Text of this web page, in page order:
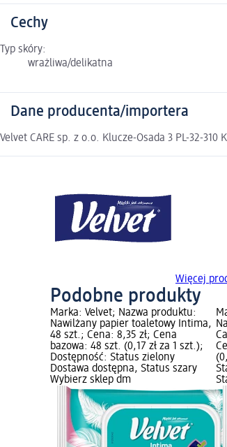
Cechy
Typ skóry:
wrażliwa/delikatna
Dane producenta/importera
Velvet CARE sp. z o.o. Klucze-Osada 3 PL-32-
Więcej
Podobne produkty
Marka: Velvet; Nazwa produktu:
Nawilżany papier toaletowy Intima,
48 szt.; Cena: 8,35 zł; Cena
bazowa: 48 szt. (0,17 zł za 1 szt.);
Dostępność: Status zielony
Dostawa dostępna, Status szary
Wybierz sklep dm